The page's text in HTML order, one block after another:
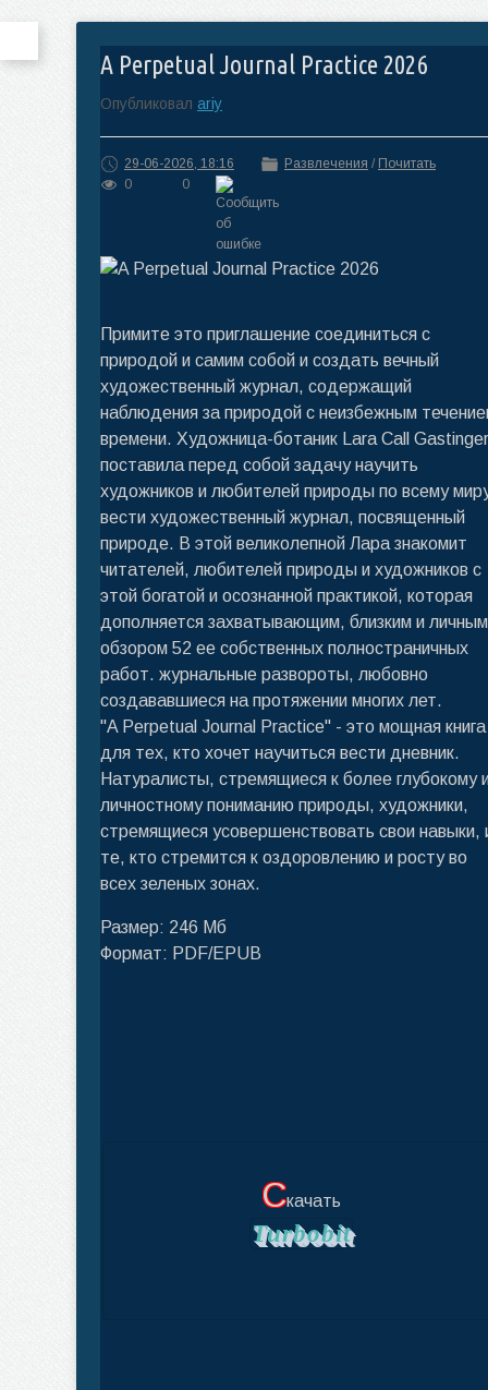
A Perpetual Journal Practice 2026
Опубликовал ariy
29-06-2026, 18:16 Развлечения / Почитать
0
0
Примите это приглашение соединиться с
природой и самим собой и создать вечный
художественный журнал, содержащий
наблюдения за природой с неизбежным
времени. Художница-ботаник Lara Call Gastinger
поставила перед собой задачу научить
художников и любителей природы по всему
вести художественный журнал, посвященный
природе. В этой великолепной Лара знакомит
читателей, любителей природы и художников с
этой богатой и осознанной практикой, которая
дополняется захватывающим, близким и личным
обзором 52 ее собственных полностраничных
работ. журнальные развороты, любовно
создававшиеся на протяжении многих лет.
"A Perpetual Journal Practice" - это мощная книга
для тех, кто хочет научиться вести дневник.
Натуралисты, стремящиеся к более глубокому
личностному пониманию природы, художники,
стремящиеся усовершенствовать свои навыки,
те, кто стремится к оздоровлению и росту во
всех зеленых зонах.
Размер: 246 Мб
Формат: PDF/EPUB
Скачать
Turbobit